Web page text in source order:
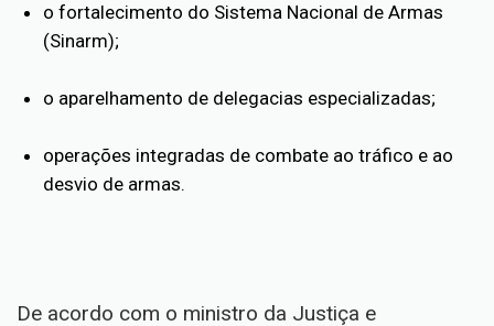
o fortalecimento do Sistema Nacional de Armas
(Sinarm);
o aparelhamento de delegacias especializadas;
operações integradas de combate ao tráfico e ao
desvio de armas.
De acordo com o ministro da Justiça e